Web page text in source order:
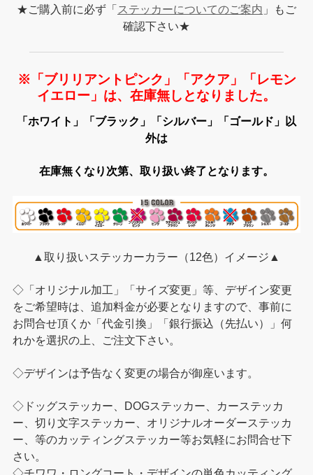
★ご購入前に必ず「 ステッカーについてのご案内 」もご
確認下さい★
※「ブリリアントピンク」「アクア」「レモン
イエロー」は、在庫無しとなりました。
「ホワイト」「ブラック」「シルバー」「ゴールド」以
外は
在庫無くなり次第、取り扱い終了となります。
▲取り扱いステッカーカラー（12色）イメージ▲
◇「オリジナル加工」「サイズ変更」等、デザイン変更
をご希望時は、追加料金が必要となりますので、事前に
お問合せ頂くか「代金引換」「銀行振込（先払い）」何
れかを選択の上、ご注文下さい。
◇デザインは予告なく変更の場合が御座います。
◇ドッグステッカー、DOGステッカー、カーステッカ
ー、切り文字ステッカー、オリジナルオーダーステッカ
ー、等のカッティングステッカー等お気軽にお問合せ下
さい。